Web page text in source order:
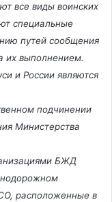
все виды воинских
специальные
путей сообщения
их выполнением.
и России являются
подчинении
Министерства
БЖД
расположенные в